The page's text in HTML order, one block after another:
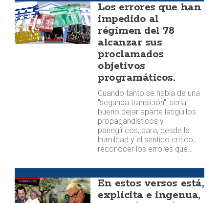
Los errores que han
impedido al
régimen del 78
alcanzar sus
proclamados
objetivos
programáticos.
Cuando tanto se habla de una
"segunda transición", sería
bueno dejar aparte latiguillos
propagandísticos y
panegíricos, para, desde la
humildad y el sentido crítico,
reconocer los errores que…
En estos versos está,
explícita e ingenua,